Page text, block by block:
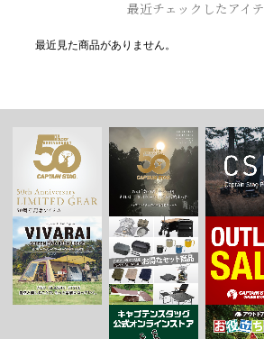
最近チェックしたアイ
最近見た商品がありません。